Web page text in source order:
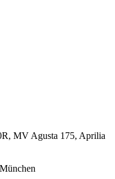
MV Agusta 175, Aprilia